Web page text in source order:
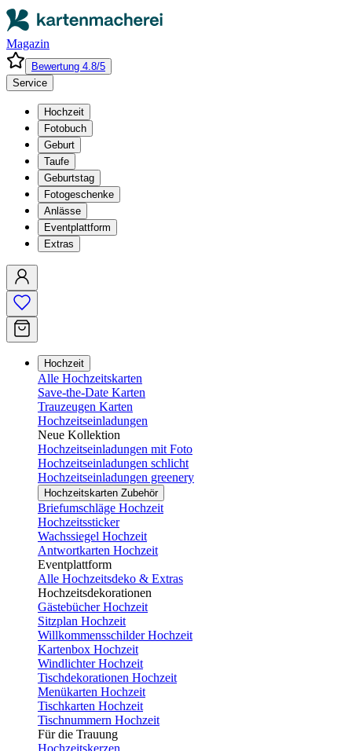
Magazin
Bewertung 4.8/5
Service
Hochzeit
Fotobuch
Geburt
Taufe
Geburtstag
Fotogeschenke
Anlässe
Eventplattform
Extras
Hochzeit
Alle Hochzeitskarten
Save-the-Date Karten
Trauzeugen Karten
Hochzeitseinladungen
Neue Kollektion
Hochzeitseinladungen mit Foto
Hochzeitseinladungen schlicht
Hochzeitseinladungen greenery
Hochzeitskarten Zubehör
Briefumschläge Hochzeit
Hochzeitssticker
Wachssiegel Hochzeit
Antwortkarten Hochzeit
Eventplattform
Alle Hochzeitsdeko & Extras
Hochzeitsdekorationen
Gästebücher Hochzeit
Sitzplan Hochzeit
Willkommensschilder Hochzeit
Kartenbox Hochzeit
Windlichter Hochzeit
Tischdekorationen Hochzeit
Menükarten Hochzeit
Tischkarten Hochzeit
Tischnummern Hochzeit
Für die Trauung
Hochzeitskerzen